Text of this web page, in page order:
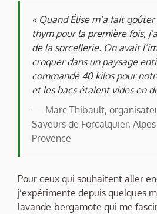
« Quand Élise m’a fait
thym pour la première fois,
de la sorcellerie. On avait
croquer dans un paysage
commandé 40 kilos pour
et les bacs étaient vides en
— Marc Thibault,
Saveurs de Forcalquier,
Provence
Pour ceux qui souhaitent aller
j’expérimente depuis quelques
lavande-bergamote qui me